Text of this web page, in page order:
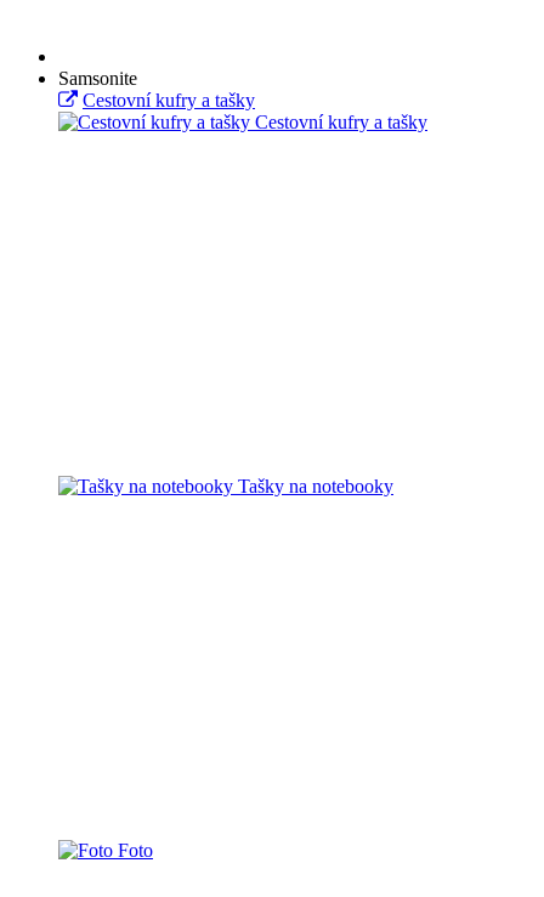
Samsonite
Cestovní kufry a tašky
Cestovní kufry a tašky
Tašky na notebooky
Foto